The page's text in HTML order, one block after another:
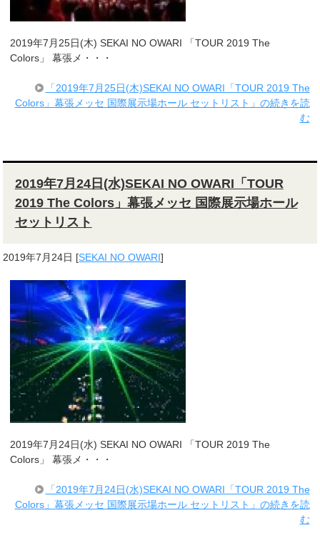
2019年7月25日(木) SEKAI NO OWARI 「TOUR 2019 The
Colors」 幕張メ・・・
「2019年7月25日(木)SEKAI NO OWARI「TOUR 2019 The
Colors」幕張メッセ 国際展示場ホール セットリスト」の続きを読
む
2019年7月24日(水)SEKAI NO OWARI「TOUR
2019 The Colors」幕張メッセ 国際展示場ホール
セットリスト
2019年7月24日 [SEKAI NO OWARI]
2019年7月24日(水) SEKAI NO OWARI 「TOUR 2019 The
Colors」 幕張メ・・・
「2019年7月24日(水)SEKAI NO OWARI「TOUR 2019 The
Colors」幕張メッセ 国際展示場ホール セットリスト」の続きを読
む